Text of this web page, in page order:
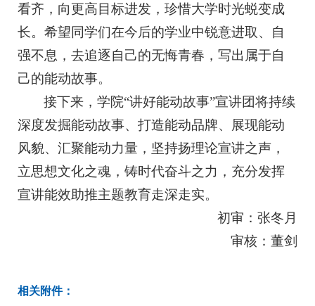
看齐，向更高目标进发，珍惜大学时光蜕变成
长。希望同学们在今后的学业中锐意进取、自
强不息，去追逐自己的无悔青春，写出属于自
己的能动故事。
接下来，学院“讲好能动故事”宣讲团将持续
深度发掘能动故事、打造能动品牌、展现能动
风貌、汇聚能动力量，坚持扬理论宣讲之声，
立思想文化之魂，铸时代奋斗之力，充分发挥
宣讲能效助推主题教育走深走实。
初审：张冬月
审核：董剑
相关附件：